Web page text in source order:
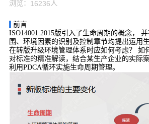
浏览： 16236 人
前言
ISO14001:2015版引入了生命周期的概念，
围、环境因素的识别及控制章节均提出运用
在转版升级环境管理体系时应如何考虑？
如
对标准的精准解读，结合某生产企业的实际
利用PDCA循环实施生命周期管理。